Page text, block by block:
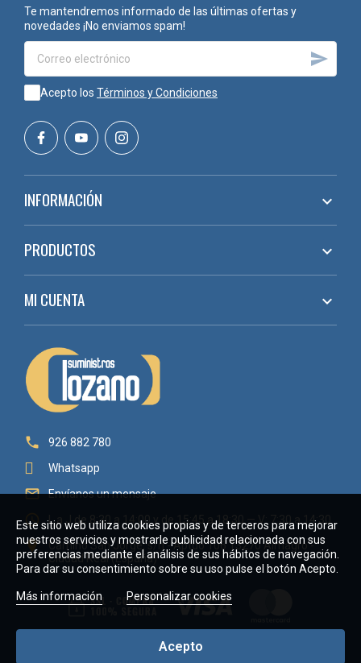
Te mantendremos informado de las últimas ofertas y
novedades ¡No enviamos spam!

Acepto los Términos y Condiciones
INFORMACIÓN 
PRODUCTOS 
MI CUENTA 

926 882 780
Whatsapp
 Envíanos un mensaje
 L a J de 8:30 a 14:00 y de 15:45 a 18:30 — V: 7:30 a 14:30

Camino San Jorge, s/n - Aptdo 106 13270 Almagro -
Ciudad Real (España)
Este sitio web utiliza cookies propias y de terceros para mejorar
nuestros servicios y mostrarle publicidad relacionada con sus
preferencias mediante el análisis de sus hábitos de navegación.
Para dar su consentimiento sobre su uso pulse el botón Acepto.
Más información Personalizar cookies
Acepto